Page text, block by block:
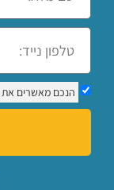
הנכם מאשרים את